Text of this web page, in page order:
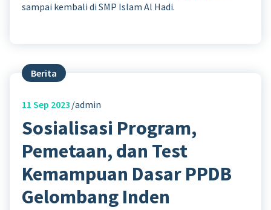
sampai kembali di SMP Islam Al Hadi.
Berita
11 Sep 2023 admin
Sosialisasi Program,
Pemetaan, dan Test
Kemampuan Dasar PPDB
Gelombang Inden